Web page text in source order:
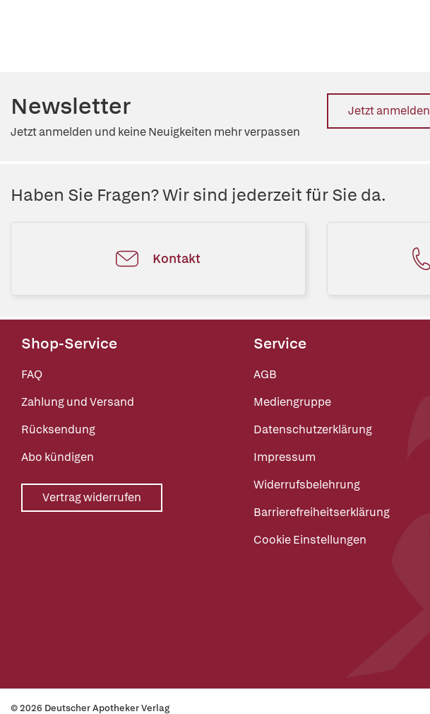
Newsletter
Jetzt anmelden und keine Neuigkeiten mehr verpassen
Jetzt anmelden
Haben Sie Fragen? Wir sind jederzeit für Sie da.
Kontakt
Shop-Service
FAQ
Zahlung und Versand
Rücksendung
Abo kündigen
Vertrag widerrufen
Service
AGB
Mediengruppe
Datenschutzerklärung
Impressum
Widerrufsbelehrung
Barrierefreiheitserklärung
Cookie Einstellungen
© 2026 Deutscher Apotheker Verlag